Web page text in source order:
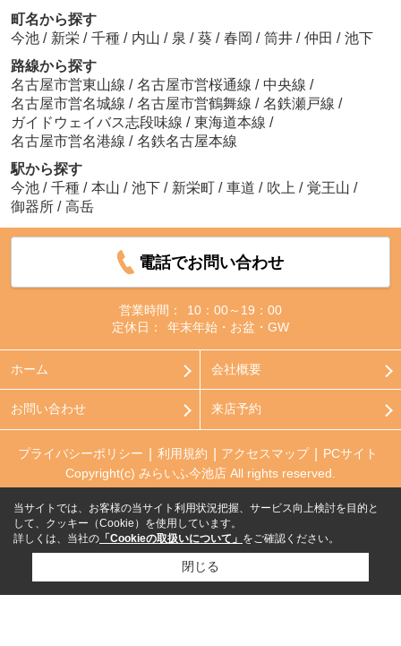
町名から探す
今池 / 新栄 / 千種 / 内山 / 泉 / 葵 / 春岡 / 筒井 / 仲田 / 池下
路線から探す
名古屋市営東山線 / 名古屋市営桜通線 / 中央線 /
名古屋市営名城線 / 名古屋市営鶴舞線 / 名鉄瀬戸線 /
ガイドウェイバス志段味線 / 東海道本線 /
名古屋市営名港線 / 名鉄名古屋本線
駅から探す
今池 / 千種 / 本山 / 池下 / 新栄町 / 車道 / 吹上 / 覚王山 /
御器所 / 高岳
電話でお問い合わせ
営業時間：
10：00～19：00
定休日：
年末年始・お盆・GW
ホーム 会社概要
お問い合わせ 来店予約
プライバシーポリシー 利用規約 アクセスマップ
PCサイト
Copyright(c) みらいふ今池店 All rights reserved.
当サイトでは、お客様の当サイト利用状況把握、サービス向上検討を目的と
して、クッキー（Cookie）を使用しています。
詳しくは、当社の 「Cookieの取扱いについて」 をご確認ください。
閉じる